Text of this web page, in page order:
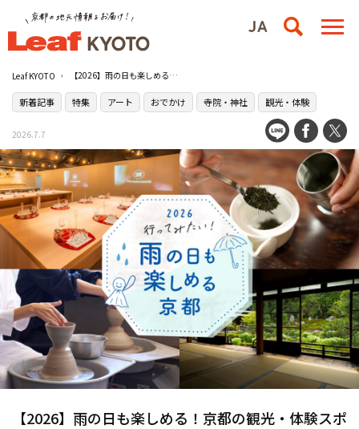
Leaf KYOTO 【2026】雨の日も楽しめる！京都の観光・体験スポット21選
新着記事 特集 アート おでかけ 寺院・神社 観光・体験
2026.7.7
【2026】雨の日も楽しめる！京都の観光・体験スポ